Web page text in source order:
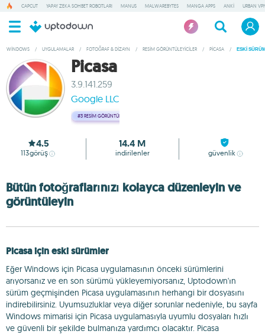
CAPCUT YAPAY ZEKA SOHBET ROBOTLARI MANUS MALWAREBYTES MANGA APPS ANKI URBAN
WINDOWS / UYGULAMALAR / FOTOĞRAF & DIZAYN / RESIM GÖRÜNTÜLEYICILER / PICASA / ESKI
Picasa
3.9.141.259
Google LLC
#3 RESIM GÖRÜNTÜLEYICILER
4.5
113görüş
14.4 M
indirilenler güvenlik
Bütün fotoğraflarınızı kolayca düzenleyin ve
görüntüleyin
Picasa için eski sürümler
Eğer Windows için Picasa uygulamasının önceki sürümlerini
arıyorsanız ve en son sürümü yükleyemiyorsanız, Uptodown'ın
sürüm geçmişinden Picasa uygulamasının herhangi bir dosyasını
indirebilirsiniz. Uyumsuzluklar veya diğer sorunlar nedeniyle, bu sayfa
Windows mimarisi için Picasa uygulamasıyla uyumlu dosyaları hızlı
ve güvenli bir şekilde bulmanıza yardımcı olacaktır. Picasa